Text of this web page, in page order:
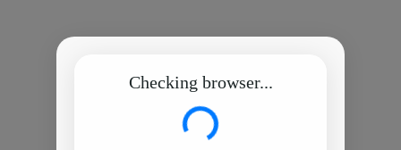
Checking browser...